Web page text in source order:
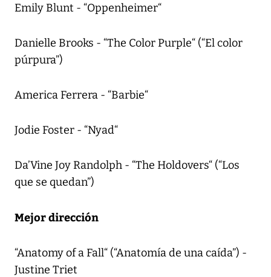
Emily Blunt - “Oppenheimer“
Danielle Brooks - “The Color Purple“ (“El color
púrpura”)
America Ferrera - “Barbie“
Jodie Foster - “Nyad“
Da’Vine Joy Randolph - “The Holdovers“ (“Los
que se quedan”)
Mejor dirección
“Anatomy of a Fall“ (“Anatomía de una caída”) -
Justine Triet